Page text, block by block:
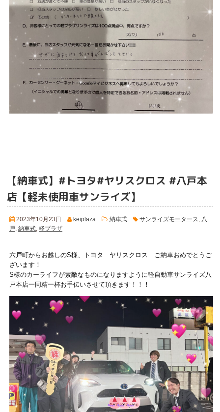
【納車式】#トヨタ#ヤリスクロス #八戸本
店【軽未使用車サンライズ】
2023年10月23日 keiplaza 納車式 サンライズモータース
八
戸 納車式 軽プラザ
六戸町からお越しのS様、トヨタ ヤリスクロス ご納車おめでとうご
ざいます！
S様のカーライフが素敵なものになりますように軽自動車サンライズ八
戸本店一同精一杯お手伝いさせて頂きます！！！